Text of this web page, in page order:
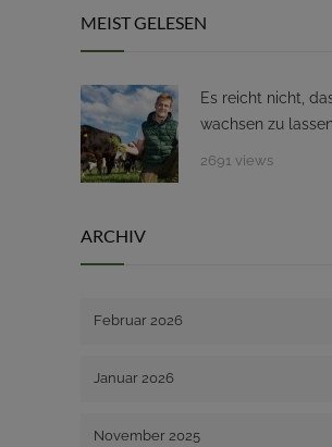
MEIST GELESEN
Es reicht nicht,
wachsen zu lassen
2691 views
ARCHIV
Februar 2026
Januar 2026
November 2025